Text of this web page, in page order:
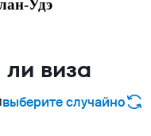
Удэ
виза
выберите случайно